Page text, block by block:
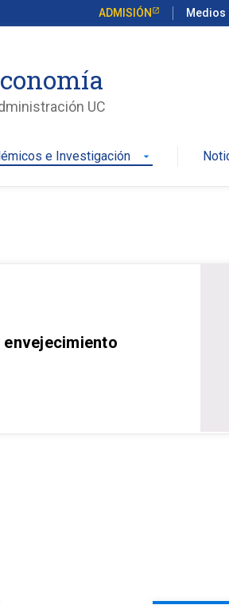
ADMISIÓN Medios
UC
e Investigación arrow_drop_down
envejecimiento